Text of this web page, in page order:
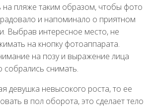
на пляже таким образом, чтобы фото
и напоминало о приятном
Выбрав интересное место, не
на кнопку фотоаппарата.
на позу и выражение лица
собрались снимать.
девушка невысокого роста, то ее
в пол оборота, это сделает тело